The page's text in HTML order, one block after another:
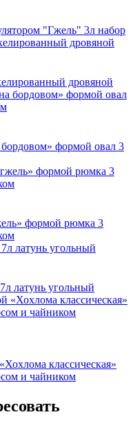
"Гжель" 3л набор
дровяной
формой овал 3
формой рюмка 3
латунь угольный
классическая»
и чайником